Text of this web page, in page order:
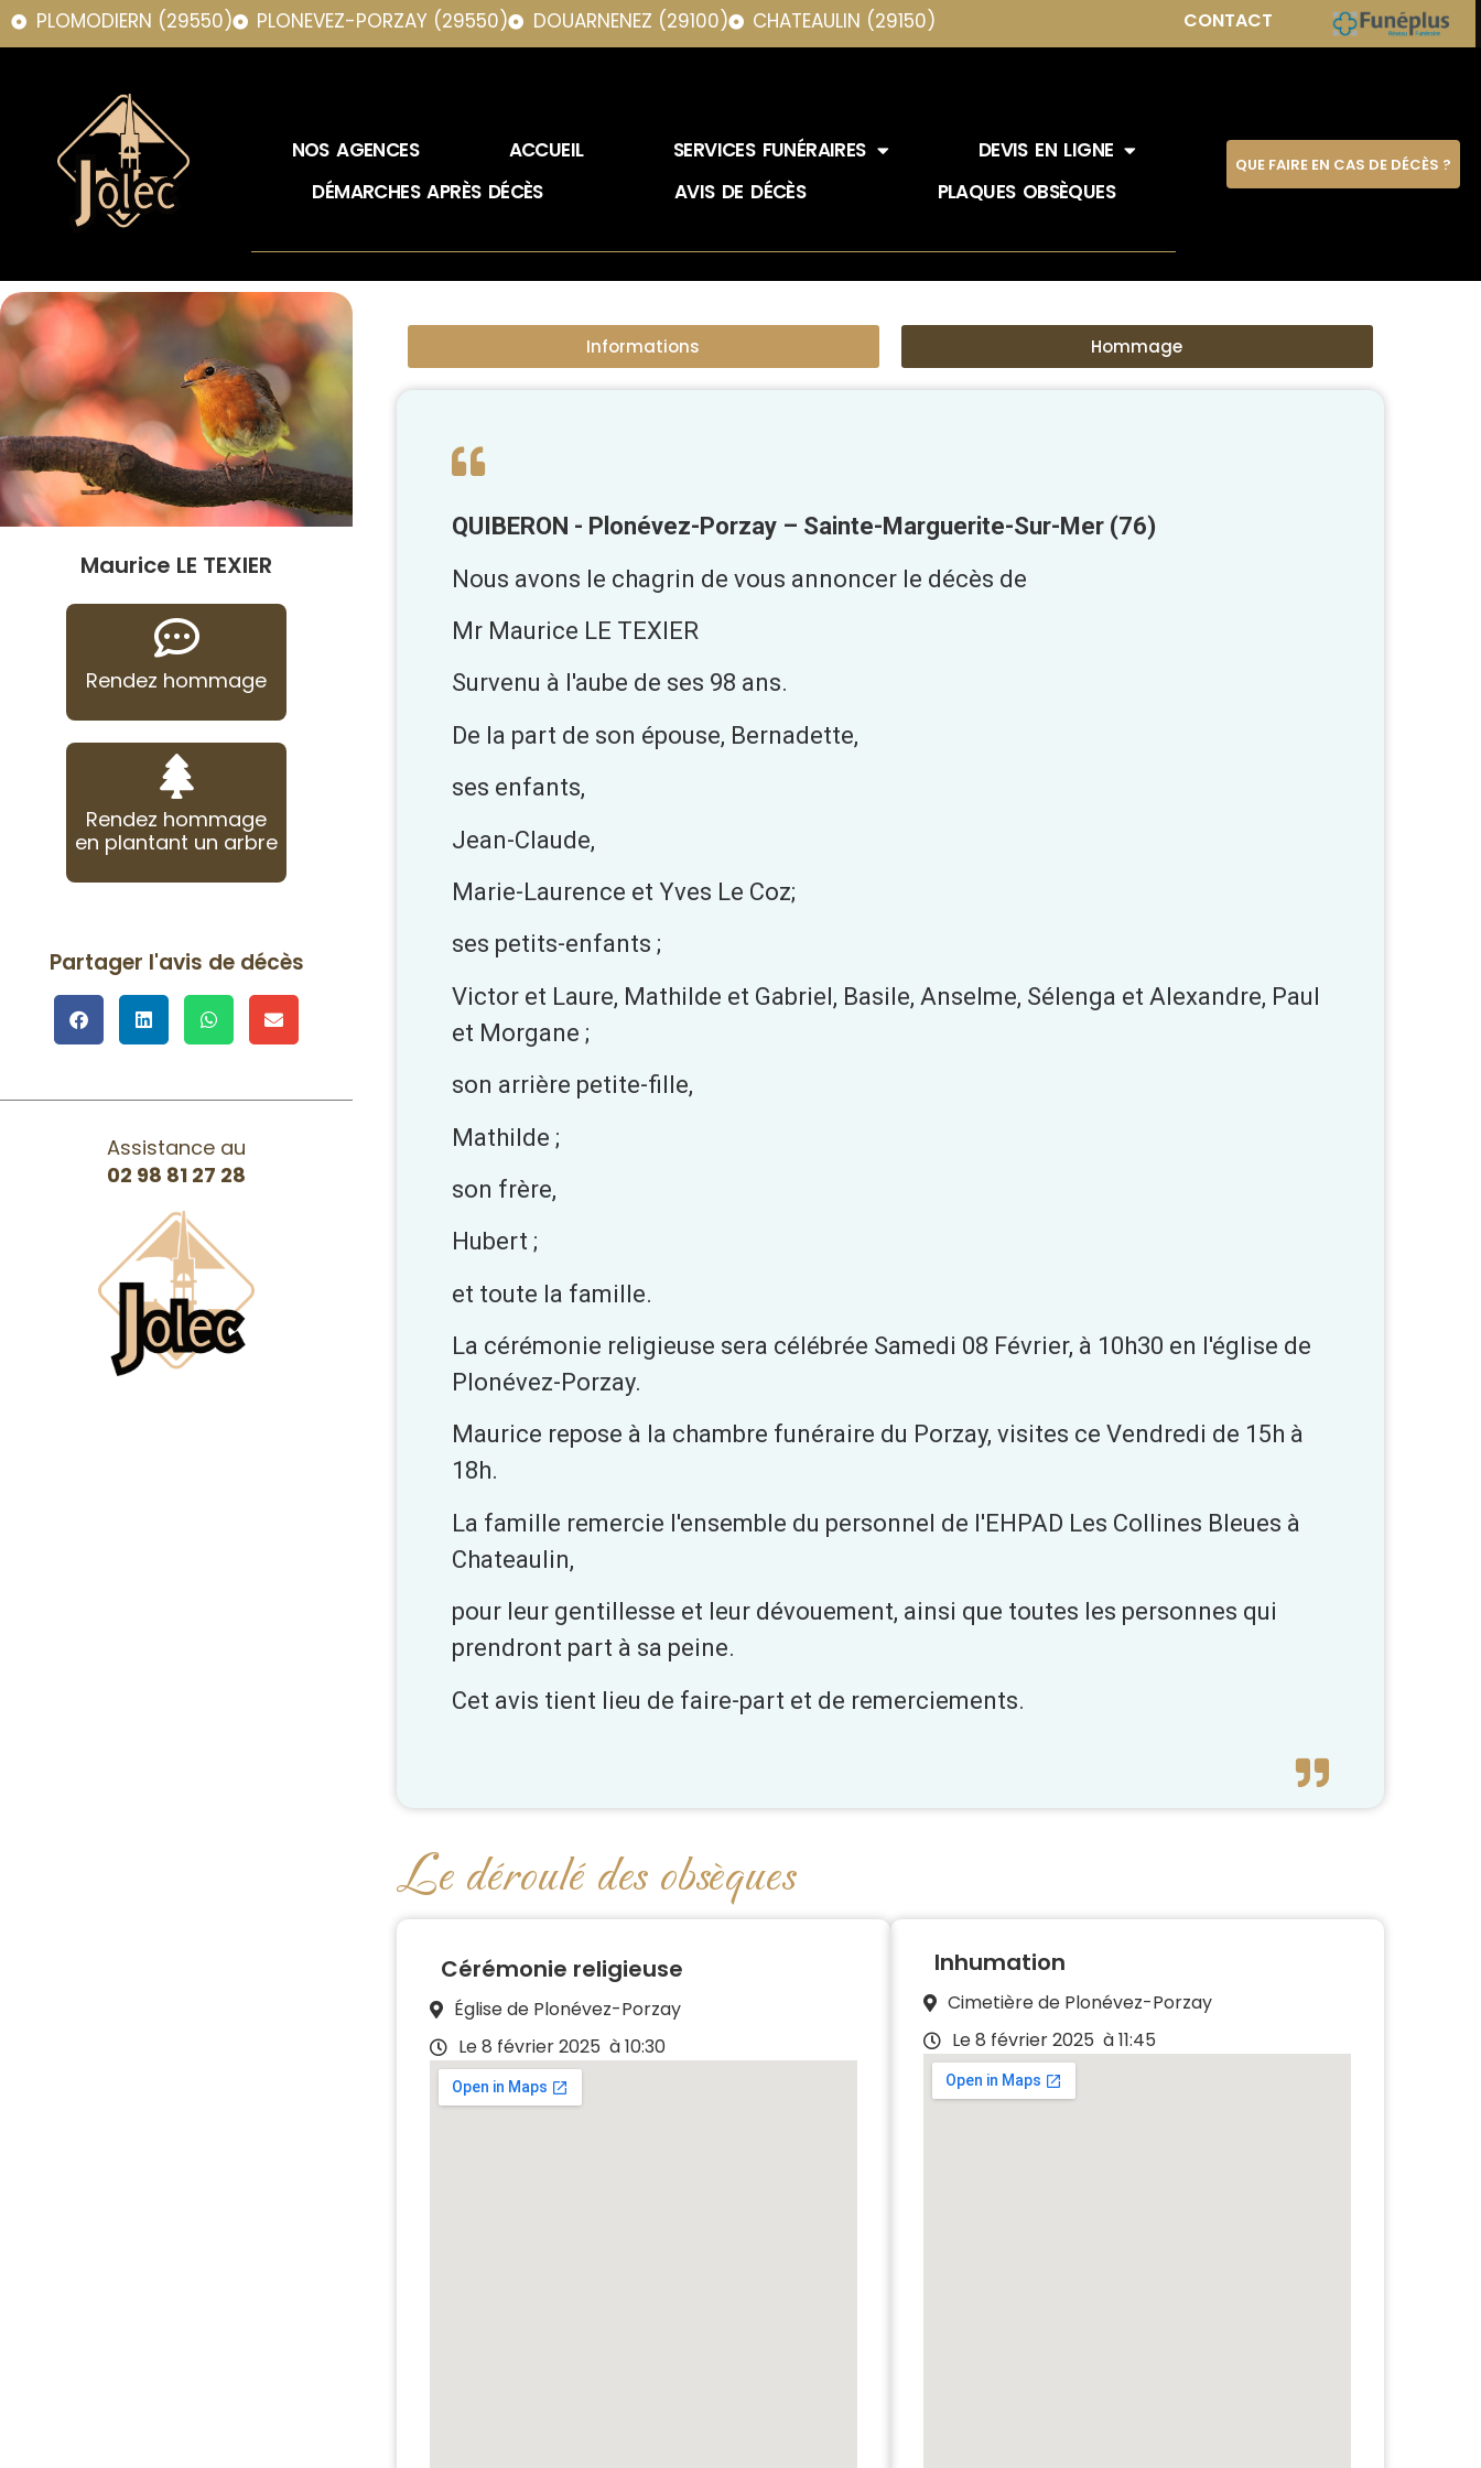
PLOMODIERN (29550) PLONEVEZ-PORZAY (29550) DOUARNENEZ (29100) CHATEAULIN (29150) CONTACT
NOS AGENCES ACCUEIL SERVICES FUNÉRAIRES
DEVIS EN LIGNE
DÉMARCHES APRÈS DÉCÈS
AVIS DE DÉCÈS PLAQUES OBSÈQUES
QUE FAIRE EN CAS DE DÉCÈS ?
Maurice LE TEXIER
Rendez hommage
Rendez hommage
en plantant un arbre
Partager l'avis de décès
Assistance au
02 98 81 27 28
Informations Hommage
QUIBERON - Plonévez-Porzay – Sainte-Marguerite-Sur-Mer (76)
Nous avons le chagrin de vous annoncer le décès de
Mr Maurice LE TEXIER
Survenu à l'aube de ses 98 ans.
De la part de son épouse, Bernadette,
ses enfants,
Jean-Claude,
Marie-Laurence et Yves Le Coz;
ses petits-enfants ;
Victor et Laure, Mathilde et Gabriel, Basile, Anselme, Sélenga et Alexandre, Paul
et Morgane ;
son arrière petite-fille,
Mathilde ;
son frère,
Hubert ;
et toute la famille.
La cérémonie religieuse sera célébrée Samedi 08 Février, à 10h30 en l'église de
Plonévez-Porzay.
Maurice repose à la chambre funéraire du Porzay, visites ce Vendredi de 15h à
18h.
La famille remercie l'ensemble du personnel de l'EHPAD Les Collines Bleues à
Chateaulin,
pour leur gentillesse et leur dévouement, ainsi que toutes les personnes qui
prendront part à sa peine.
Cet avis tient lieu de faire-part et de remerciements.
Le déroulé des obsèques
Cérémonie religieuse
Église de Plonévez-Porzay
Le 8 février 2025 à 10:30
Inhumation
Cimetière de Plonévez-Porzay
Le 8 février 2025 à 11:45